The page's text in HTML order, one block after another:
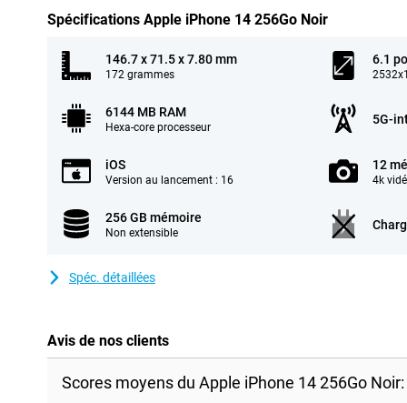
Spécifications Apple iPhone 14 256Go Noir
146.7 x 71.5 x 7.80 mm
172 grammes
6.1
6144 MB RAM
Hexa-core processeur
5G-
iOS
Version au lancement : 16
12
4k
256 GB mémoire
Non extensible
Spéc. détaillées
Avis de nos clients
Scores moyens du Apple iPhone 14 256Go Noir: